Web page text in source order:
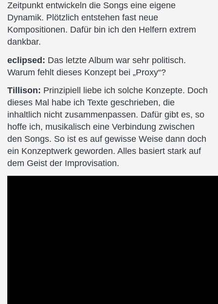
Zeitpunkt entwickeln die Songs eine eigene
Dynamik. Plötzlich entstehen fast neue
Kompositionen. Dafür bin ich den Helfern extrem
dankbar.
eclipsed: Das letzte Album war sehr politisch.
Warum fehlt dieses Konzept bei „Proxy“?
Tillison: Prinzipiell liebe ich solche Konzepte. Doch
dieses Mal habe ich Texte geschrieben, die
inhaltlich nicht zusammenpassen. Dafür gibt es, so
hoffe ich, musikalisch eine Verbindung zwischen
den Songs. So ist es auf gewisse Weise dann doch
ein Konzeptwerk geworden. Alles basiert stark auf
dem Geist der Improvisation.